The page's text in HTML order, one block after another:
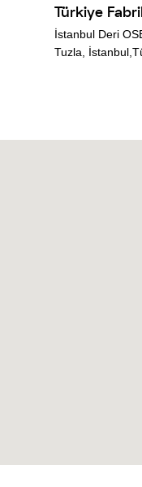
Türkiye
İstanbul Deri
Tuzla,